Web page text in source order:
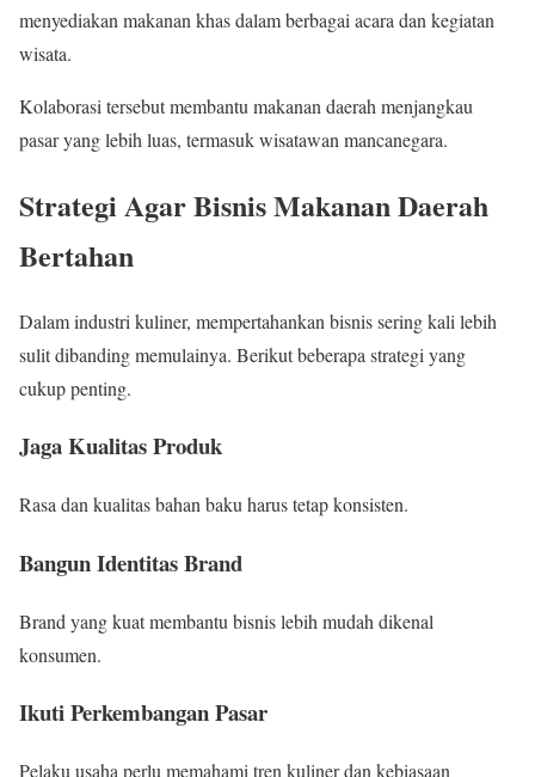
menyediakan makanan khas dalam berbagai acara dan kegiatan
wisata.
Kolaborasi tersebut membantu makanan daerah menjangkau
pasar yang lebih luas, termasuk wisatawan mancanegara.
Strategi Agar Bisnis Makanan Daerah
Bertahan
Dalam industri kuliner, mempertahankan bisnis sering kali lebih
sulit dibanding memulainya. Berikut beberapa strategi yang
cukup penting.
Jaga Kualitas Produk
Rasa dan kualitas bahan baku harus tetap konsisten.
Bangun Identitas Brand
Brand yang kuat membantu bisnis lebih mudah dikenal
konsumen.
Ikuti Perkembangan Pasar
Pelaku usaha perlu memahami tren kuliner dan kebiasaan